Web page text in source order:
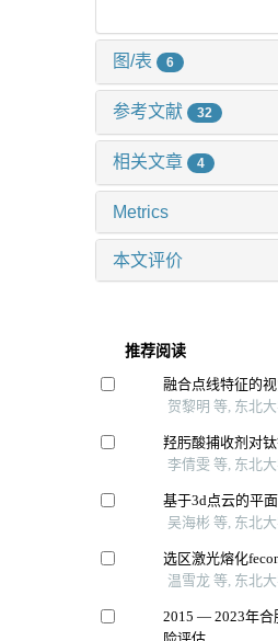
图/表 6
参考文献 32
相关文章 4
Metrics
本文评价
推荐阅读
融合点线特征的
贺黎明 等, 东北
羟肟酸捕收剂对
李倩雯 等, 东北
基于3d点云的平
吴海彬 等, 东北
选区激光熔化
温雪龙 等, 东北
2015 — 2023年合
险评估